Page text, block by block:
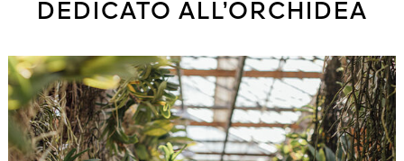
DEDICATO ALL’ORCHIDEA